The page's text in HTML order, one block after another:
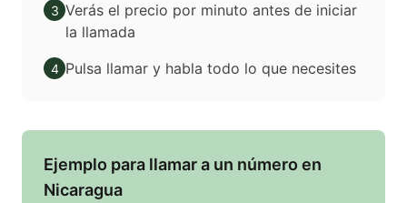
3 Verás el precio por minuto antes de iniciar
la llamada
4 Pulsa llamar y habla todo lo que necesites
Ejemplo para llamar a un número en
Nicaragua